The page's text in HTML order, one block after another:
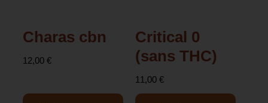
Charas cbn
12,00 €
Critical 0
(sans THC)
11,00 €